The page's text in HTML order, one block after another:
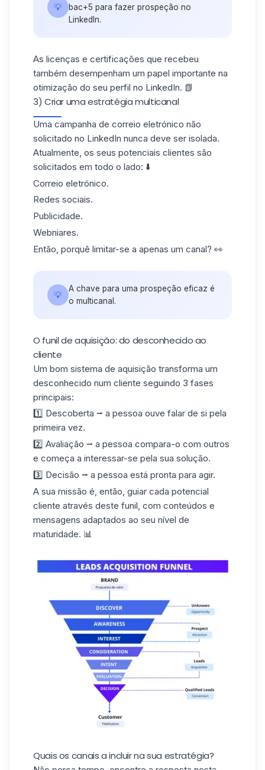
💡
bac+5 para fazer prospeção no
LinkedIn.
As licenças e certificações que recebeu
também desempenham um papel importante na
otimização do seu perfil no LinkedIn. 📗
3) Criar uma estratégia multicanal
Uma campanha de correio eletrónico não
solicitado no LinkedIn nunca deve ser isolada.
Atualmente, os seus potenciais clientes são
solicitados em todo o lado: ⬇️
Correio eletrónico.
Redes sociais.
Publicidade.
Webniares.
Então, porquê limitar-se a apenas um canal? 👀
💡
A chave para uma prospeção eficaz é
o multicanal.
O funil de aquisição: do desconhecido ao
cliente
Um bom sistema de aquisição transforma um
desconhecido num cliente seguindo 3 fases
principais:
1️⃣ Descoberta ⭢ a pessoa ouve falar de si pela
primeira vez.
2️⃣ Avaliação ⭢ a pessoa compara-o com outros
e começa a interessar-se pela sua solução.
3️⃣ Decisão ⭢ a pessoa está pronta para agir.
A sua missão é, então, guiar cada potencial
cliente através deste funil , com conteúdos e
mensagens adaptados ao seu nível de
maturidade. 📊
Quais os canais a incluir na sua estratégia?